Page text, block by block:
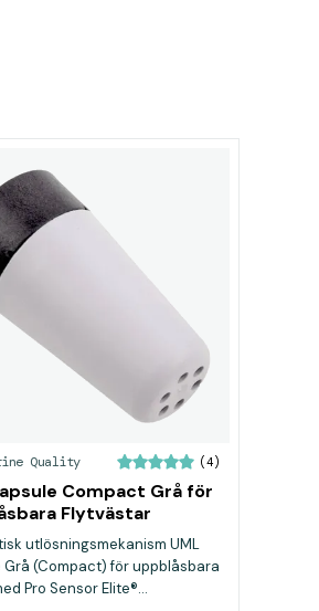
Quality (4)
Compact Grå för
Flytvästar
utlösningsmekanism UML
Grå (Compact) för uppblåsbara
Pro Sensor Elite®...